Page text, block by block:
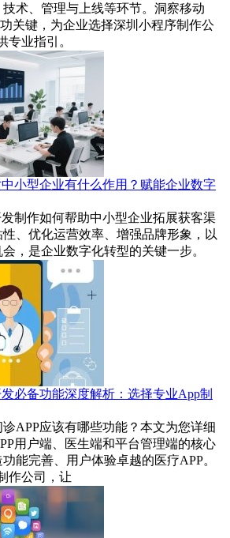
术、管理与上线等环节。洞察移动
关键，为企业选择深圳小程序制作公
专业指引。
小型企业有什么作用？赋能企业数字
制作如何帮助中小型企业拓展获客渠
、优化运营效率、增强品牌形象，以
，是企业数字化转型的关键一步。
必备功能深度解析：选择专业App制
APP应该有哪些功能？本文为您详细
用户端、医生端和平台管理端的核心
能完善、用户体验卓越的医疗APP。
作公司，让